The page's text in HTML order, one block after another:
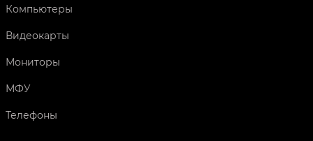
Компьютеры
Видеокарты
Мониторы
МФУ
Телефоны